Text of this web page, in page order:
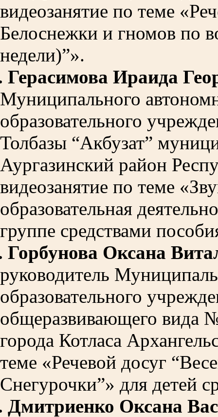
видеозанятие по теме
Белоснежки и гномов по
недели)”».
Герасимова Ираида
Муниципального
образовательного
Толбазы “Акбузат”
Аургазинский район
видеозанятие по теме
образовательная
группе средствами
Горбунова Оксана
руководитель
образовательного
общеразвивающего вида
города Котласа
теме «Речевой досуг
Снегурочки”» для детей
Дмитриенко Оксана